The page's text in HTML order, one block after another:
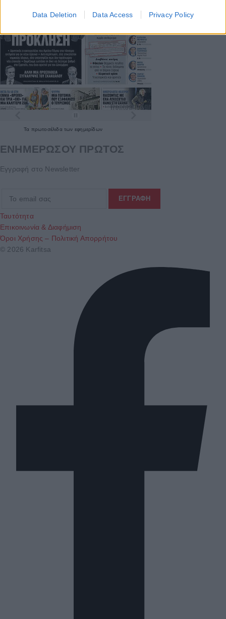
Data Deletion Data Access Privacy Policy
Τα πρωτοσέλιδατων εφημερίδων
ΕΝΗΜΕΡΩΣΟΥ ΠΡΩΤΟΣ
Εγγραφή στο Newsletter
Ταυτότητα
Επικοινωνία & Διαφήμιση
Όροι Χρήσης – Πολιτική Απορρήτου
© 2026 Karfitsa